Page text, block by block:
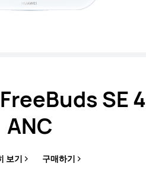
SE 4
ANC
보기 구매하기